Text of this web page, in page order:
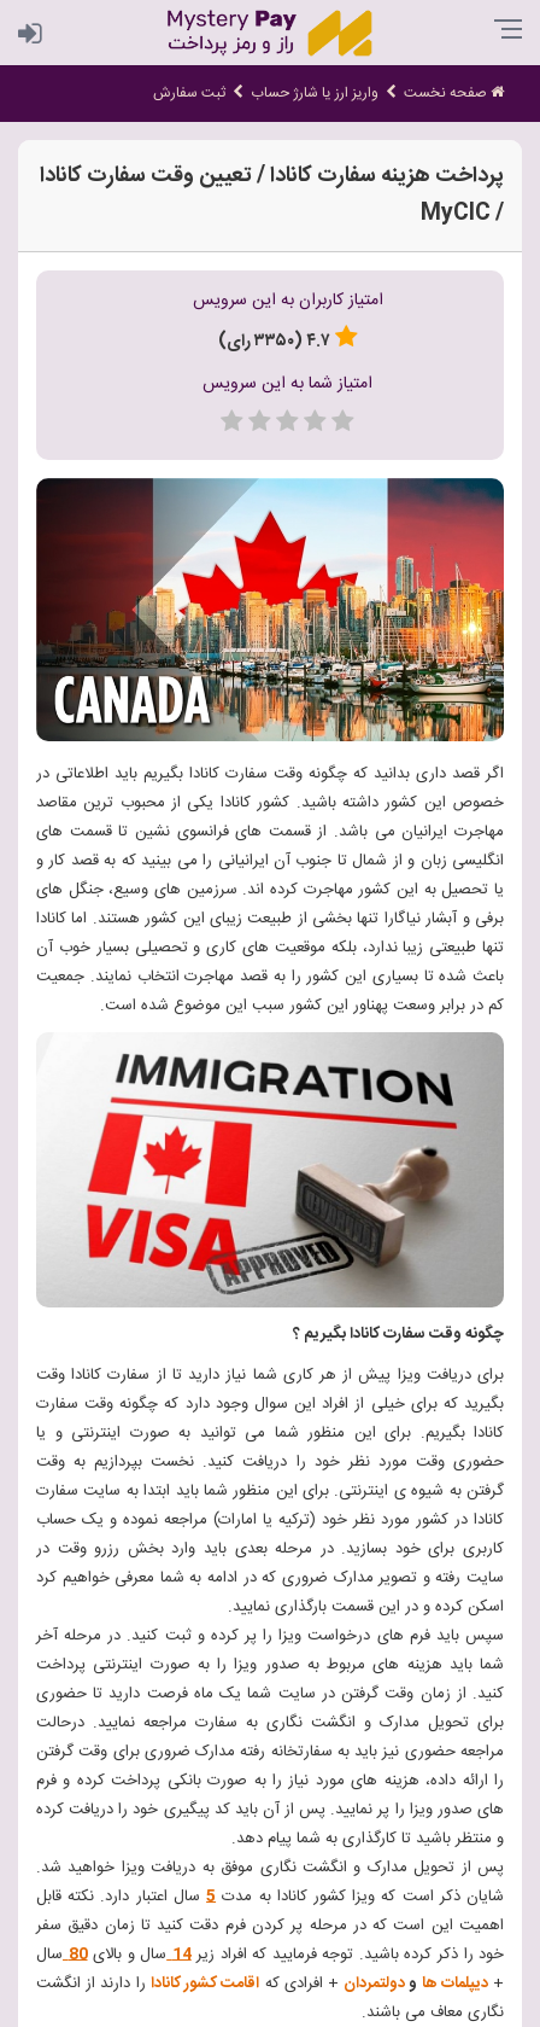
صفحه نخست واریز ارز یا شارژ حساب ثبت سفارش
پرداخت هزینه سفارت کانادا / تعیین وقت سفارت کانادا
/ MyCIC
امتیاز کاربران به این سرویس
۴.۷ (۳۳۵۰ رای)
امتیاز شما به این سرویس
اگر قصد داری بدانید که چگونه وقت سفارت کانادا بگیریم باید اطلاعاتی در
خصوص این کشور داشته باشید. کشور کانادا یکی از محبوب ترین مقاصد
مهاجرت ایرانیان می باشد. از قسمت های فرانسوی نشین تا قسمت های
انگلیسی زبان و از شمال تا جنوب آن ایرانیانی را می بینید که به قصد کار و
یا تحصیل به این کشور مهاجرت کرده اند. سرزمین های وسیع، جنگل های
برفی و آبشار نیاگارا تنها بخشی از طبیعت زیبای این کشور هستند. اما کانادا
تنها طبیعتی زیبا ندارد، بلکه موقعیت های کاری و تحصیلی بسیار خوب آن
باعث شده تا بسیاری این کشور را به قصد مهاجرت انتخاب نمایند. جمعیت
کم در برابر وسعت پهناور این کشور سبب این موضوع شده است.
چگونه وقت سفارت کانادا بگیریم ؟
برای دریافت ویزا پیش از هر کاری شما نیاز دارید تا از سفارت کانادا وقت
بگیرید که برای خیلی از افراد این سوال وجود دارد که چگونه وقت سفارت
کانادا بگیریم. برای این منظور شما می توانید به صورت اینترنتی و یا
حضوری وقت مورد‌ نظر خود را دریافت کنید. نخست بپردازیم به وقت
گرفتن به شیوه ی اینترنتی. برای این منظور شما باید ابتدا به سایت سفارت
کانادا در کشور مورد نظر خود (ترکیه یا امارات) مراجعه نموده و یک حساب
کاربری برای خود بسازید. در مرحله بعدی باید وارد بخش رزرو وقت در
سایت رفته و تصویر مدارک ضروری که در ادامه به شما معرفی خواهیم کرد
اسکن کرده و در این قسمت بارگذاری نمایید.
سپس باید فرم های درخواست ویزا را پر کرده و ثبت کنید. در مرحله آخر
شما باید هزینه های مربوط به صدور ویزا را به صورت اینترنتی پرداخت
کنید. از زمان وقت گرفتن در سایت شما یک ماه فرصت دارید تا حضوری
برای تحویل مدارک و انگشت نگاری به سفارت مراجعه نمایید. درحالت
مراجعه حضوری نیز باید به سفارتخانه رفته مدارک ضروری برای وقت گرفتن
را ارائه داده، هزینه های مورد نیاز را به صورت بانکی پرداخت کرده و فرم
های صدور ویزا را پر نمایید. پس از آن باید کد پیگیری خود را دریافت کرده
و منتظر باشید تا کارگذاری به شما پیام دهد.
پس از تحویل مدارک و انگشت نگاری موفق به دریافت ویزا خواهید شد.
شایان ذکر است که ویزا کشور کانادا به مدت 5 سال اعتبار دارد. نکته قابل
اهمیت این است که در مرحله پر کردن فرم دقت کنید تا زمان دقیق سفر
خود را ذکر کرده باشید. توجه فرمایید که افراد زیر14 سال و بالای80 سال
+دیپلمات ها ودولتمردان + افرادی که اقامت کشور کانادا را دارند از انگشت
نگاری معاف می باشند.